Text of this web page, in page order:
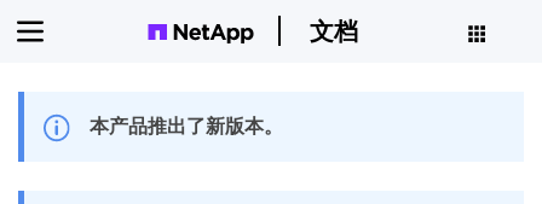
文档
本产品推出了新版本。